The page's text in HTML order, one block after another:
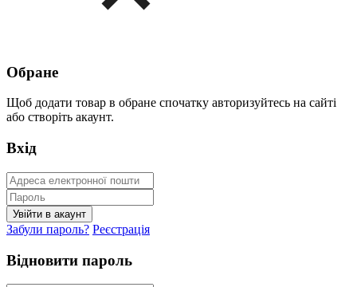
Обране
Щоб додати товар в обране спочатку авторизуйтесь на сайті
або створіть акаунт.
Вхід
Забули пароль? Реєстрація
Відновити пароль